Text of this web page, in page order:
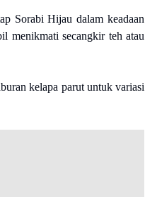
Sorabi Hijau dalam keadaan
menikmati secangkir teh atau
kelapa parut untuk variasi